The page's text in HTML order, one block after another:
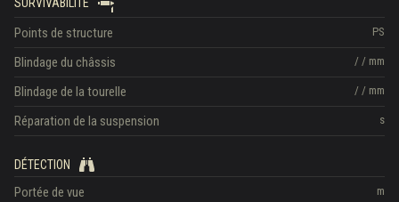
PS
Points de structure
/ / mm
Blindage du châssis
/ / mm
Blindage de la tourelle
s
Réparation de la suspension
DÉTECTION
m
Portée de vue